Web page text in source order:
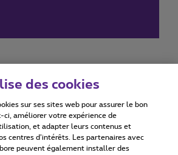
Accessibility statement
des cookies
sur ses sites web pour assurer le bon
ci, améliorer votre expérience de
et adapter leurs contenus et
centres d’intérêts. Les partenaires avec
peuvent également installer des